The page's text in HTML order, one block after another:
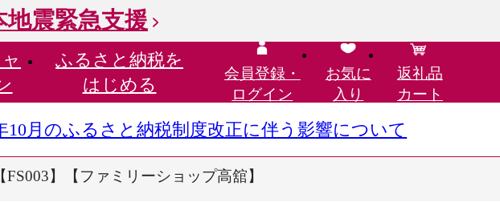
地震緊急支援
ふるさと納税を
はじめる
会員登録・
ログイン
お気に
入り
返礼品
カート
10月のふるさと納税制度改正に伴う影響について
】【ファミリーショップ高舘】